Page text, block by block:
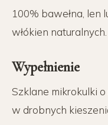
100% bawełna, len
włókien naturalnych.
Wypełnienie
Szklane mikrokulki
w drobnych